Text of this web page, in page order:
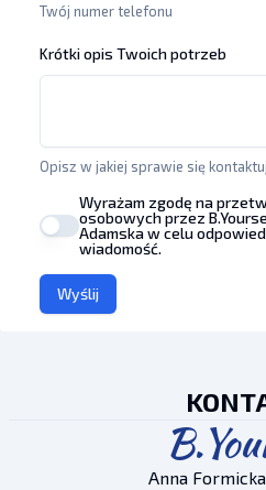
Twój numer telefonu
Krótki opis Twoich potrzeb
Opisz w jakiej sprawie się
Wyrażam zgodę na
osobowych przez
Adamska w celu
wiadomość.
Wyślij
Anna